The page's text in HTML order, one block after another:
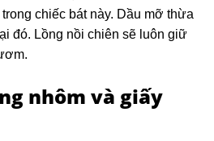
chiếc bát này. Dầu mỡ thừa
đó. Lồng nồi chiên sẽ luôn giữ
nhôm và giấy